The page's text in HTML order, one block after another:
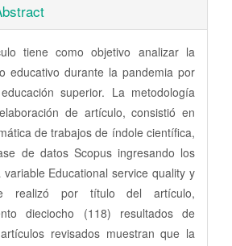
tiene como objetivo analizar la
educativo durante la pandemia por
superior. La metodología
de artículo, consistió en
de trabajos de índole científica,
de datos Scopus ingresando los
Educational service quality y
realizó por título del artículo,
dieciocho (118) resultados de
revisados muestran que la